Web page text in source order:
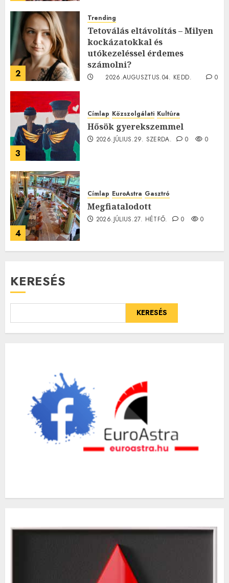
2
Trending
Tetoválás eltávolítás – Milyen
kockázatokkal és
utókezeléssel érdemes
számolni?
2026.AUGUSZTUS.04. KEDD.
0
3
Címlap Közszolgálati Kultúra
Hősök gyerekszemmel
2026.JÚLIUS.29. SZERDA. 0 0
4
Címlap EuroAstra Gasztró
Megfiatalodott
2026.JÚLIUS.27. HÉTFŐ. 0 0
KERESÉS
KERESÉS